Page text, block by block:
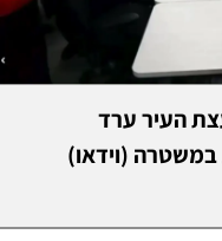
העיר ערד
במשטרה (וידאו)